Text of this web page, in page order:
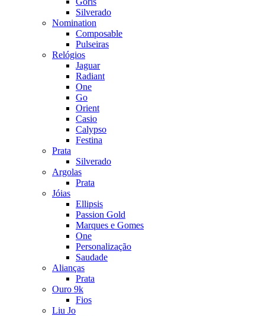
Silverado
Nomination
Composable
Pulseiras
Relógios
Jaguar
Radiant
One
Go
Orient
Casio
Calypso
Festina
Prata
Silverado
Argolas
Prata
Jóias
Ellipsis
Passion Gold
Marques e Gomes
One
Personalização
Saudade
Alianças
Prata
Ouro 9k
Fios
Liu Jo